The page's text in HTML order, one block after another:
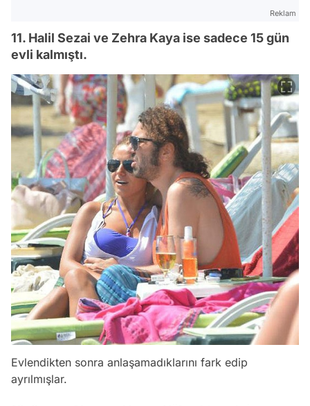
Reklam
11. Halil Sezai ve Zehra Kaya ise sadece 15 gün
evli kalmıştı.
Evlendikten sonra anlaşamadıklarını fark edip
ayrılmışlar.